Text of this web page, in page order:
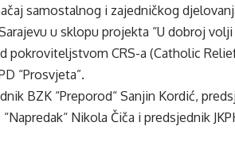
samostalnog i zajedničkog
u sklopu projekta “U dobroj
pokroviteljstvom CRS-a (Catholic
“Prosvjeta”.
BZK “Preporod“ Sanjin Kordić,
Nikola Čiča i predsjednik